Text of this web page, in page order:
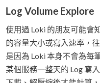
Log Volume Explore
使用過 Loki 的朋友可能會
的容量大小或寫入速率，
是因為 Loki 本身不會為每
某個服務一整天的 Log 寫